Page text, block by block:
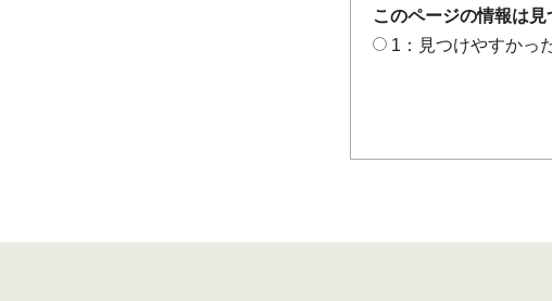
このページの情報は
1：見つけやすかっ